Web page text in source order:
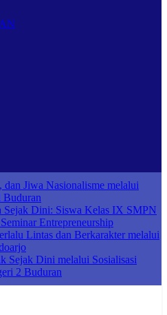
Jiwa Nasionalisme melalui
Buduran
Sejak Dini: Siswa Kelas IX SMPN
Entrepreneurship
Lintas dan Berkarakter melalui
Sejak Dini melalui Sosialisasi
2 Buduran